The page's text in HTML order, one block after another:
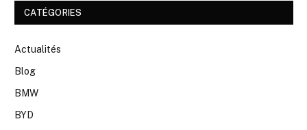
CATÉGORIES
Actualités
Blog
BMW
BYD